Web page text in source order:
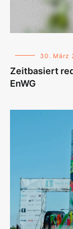
30. März
Zeitbasiert
EnWG